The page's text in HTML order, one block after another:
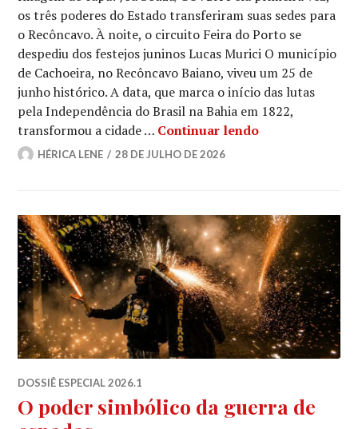
os três poderes do Estado transferiram suas sedes para
o Recôncavo. À noite, o circuito Feira do Porto se
despediu dos festejos juninos Lucas Murici O município
de Cachoeira, no Recôncavo Baiano, viveu um 25 de
junho histórico. A data, que marca o início das lutas
pela Independência do Brasil na Bahia em 1822,
transformou a cidade … Continuar lendoCachoeira vira
HÉRICA LENE 28 DE JULHO DE 2026
DOSSIÊ ESPECIAL 2026.1
O poder simbólico da guerra de